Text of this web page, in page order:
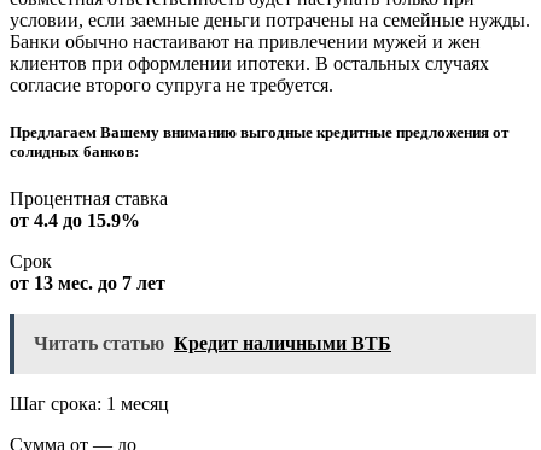
условии, если заемные деньги потрачены на семейные нужды.
Банки обычно настаивают на привлечении мужей и жен
клиентов при оформлении ипотеки. В остальных случаях
согласие второго супруга не требуется.
Предлагаем Вашему вниманию выгодные кредитные предложения от
солидных банков:
Процентная ставка
от 4.4 до 15.9%
Срок
от 13 мес. до 7 лет
Читать статью Кредит наличными ВТБ
Шаг срока: 1 месяц
Сумма от — до